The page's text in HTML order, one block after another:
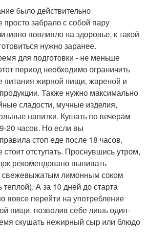
было действительно
забрало с собой пару
повлияло на здоровье, к такой
нужно заранее.
для подготовки - не меньше
период необходимо ограничить
питания жирной пищи, жареной и
Также нужно максимально
сладости, мучные изделия,
напитки. Кушать по вечерам
20 часов. Но если вы
стоп еде после 18 часов,
стоит отступать. Проснувшись утром,
рекомендовано выпивать
свежевыжатым лимонным соком
А за 10 дней до старта
вовсе перейти на употребление
пищи, позволив себе лишь один-
скушать нежирный сыр или блюдо